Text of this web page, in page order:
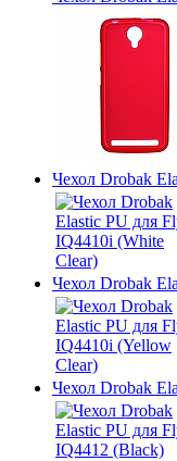
Чехол Drobak
Чехол Drobak
Чехол Drobak